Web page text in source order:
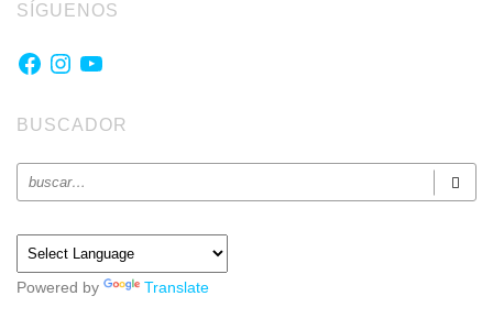
SÍGUENOS
Facebook
Instagram
YouTube
BUSCADOR
Powered by Translate